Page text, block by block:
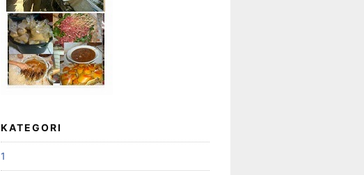
KATEGORI
1